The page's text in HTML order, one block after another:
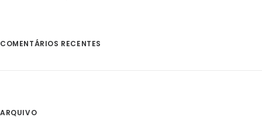
COMENTÁRIOS RECENTES
ARQUIVO